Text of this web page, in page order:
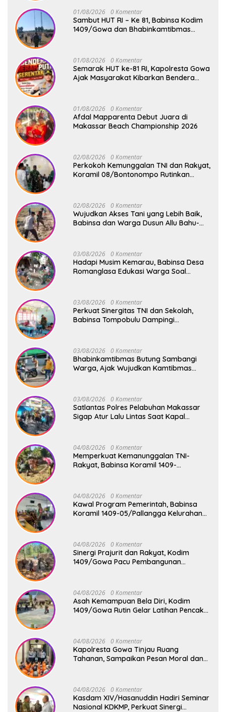
Baddo
01/08/2026 0 Komentar
Sambut HUT RI – Ke 81, Babinsa Kodim
1409/Gowa dan Bhabinkamtibmas
01/08/2026 0 Komentar
Semarak HUT ke-81 RI, Kapolresta Gowa
Ajak Masyarakat Kibarkan Bendera
01/08/2026 0 Komentar
Afdal Mapparenta Debut Juara di
Makassar Beach Championship 2026
02/08/2026 0 Komentar
Perkokoh Kemunggalan TNI dan Rakyat,
Koramil 08/Bontonompo Rutinkan
02/08/2026 0 Komentar
Wujudkan Akses Tani yang Lebih Baik,
Babinsa dan Warga Dusun Allu Bahu-
03/08/2026 0 Komentar
Hadapi Musim Kemarau, Babinsa Desa
Romanglasa Edukasi Warga Soal
03/08/2026 0 Komentar
Perkuat Sinergitas TNI dan Sekolah,
Babinsa Tompobulu Dampingi
03/08/2026 0 Komentar
Bhabinkamtibmas Butung Sambangi
Warga, Ajak Wujudkan Kamtibmas
03/08/2026 0 Komentar
Satlantas Polres Pelabuhan Makassar
Sigap Atur Lalu Lintas Saat Kapal
04/08/2026 0 Komentar
Memperkuat Kemanunggalan TNI-
Rakyat, Babinsa Koramil 1409-
04/08/2026 0 Komentar
Kawal Program Pemerintah, Babinsa
Koramil 1409-05/Pallangga Kelurahan
04/08/2026 0 Komentar
Sinergi Prajurit dan Rakyat, Kodim
1409/Gowa Pacu Pembangunan
04/08/2026 0 Komentar
Asah Kemampuan Bela Diri, Kodim
1409/Gowa Rutin Gelar Latihan Pencak
04/08/2026 0 Komentar
Kapolresta Gowa Tinjau Ruang
Tahanan, Sampaikan Pesan Moral dan
04/08/2026 0 Komentar
Kasdam XIV/Hasanuddin Hadiri Seminar
Nasional KDKMP, Perkuat Sinergi